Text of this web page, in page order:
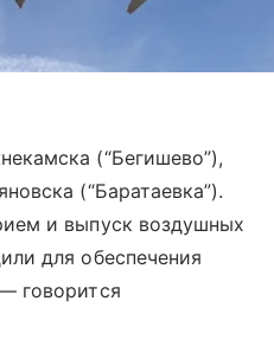
(“Бегишево”),
(“Баратаевка”).
и выпуск воздушных
для обеспечения
говорится